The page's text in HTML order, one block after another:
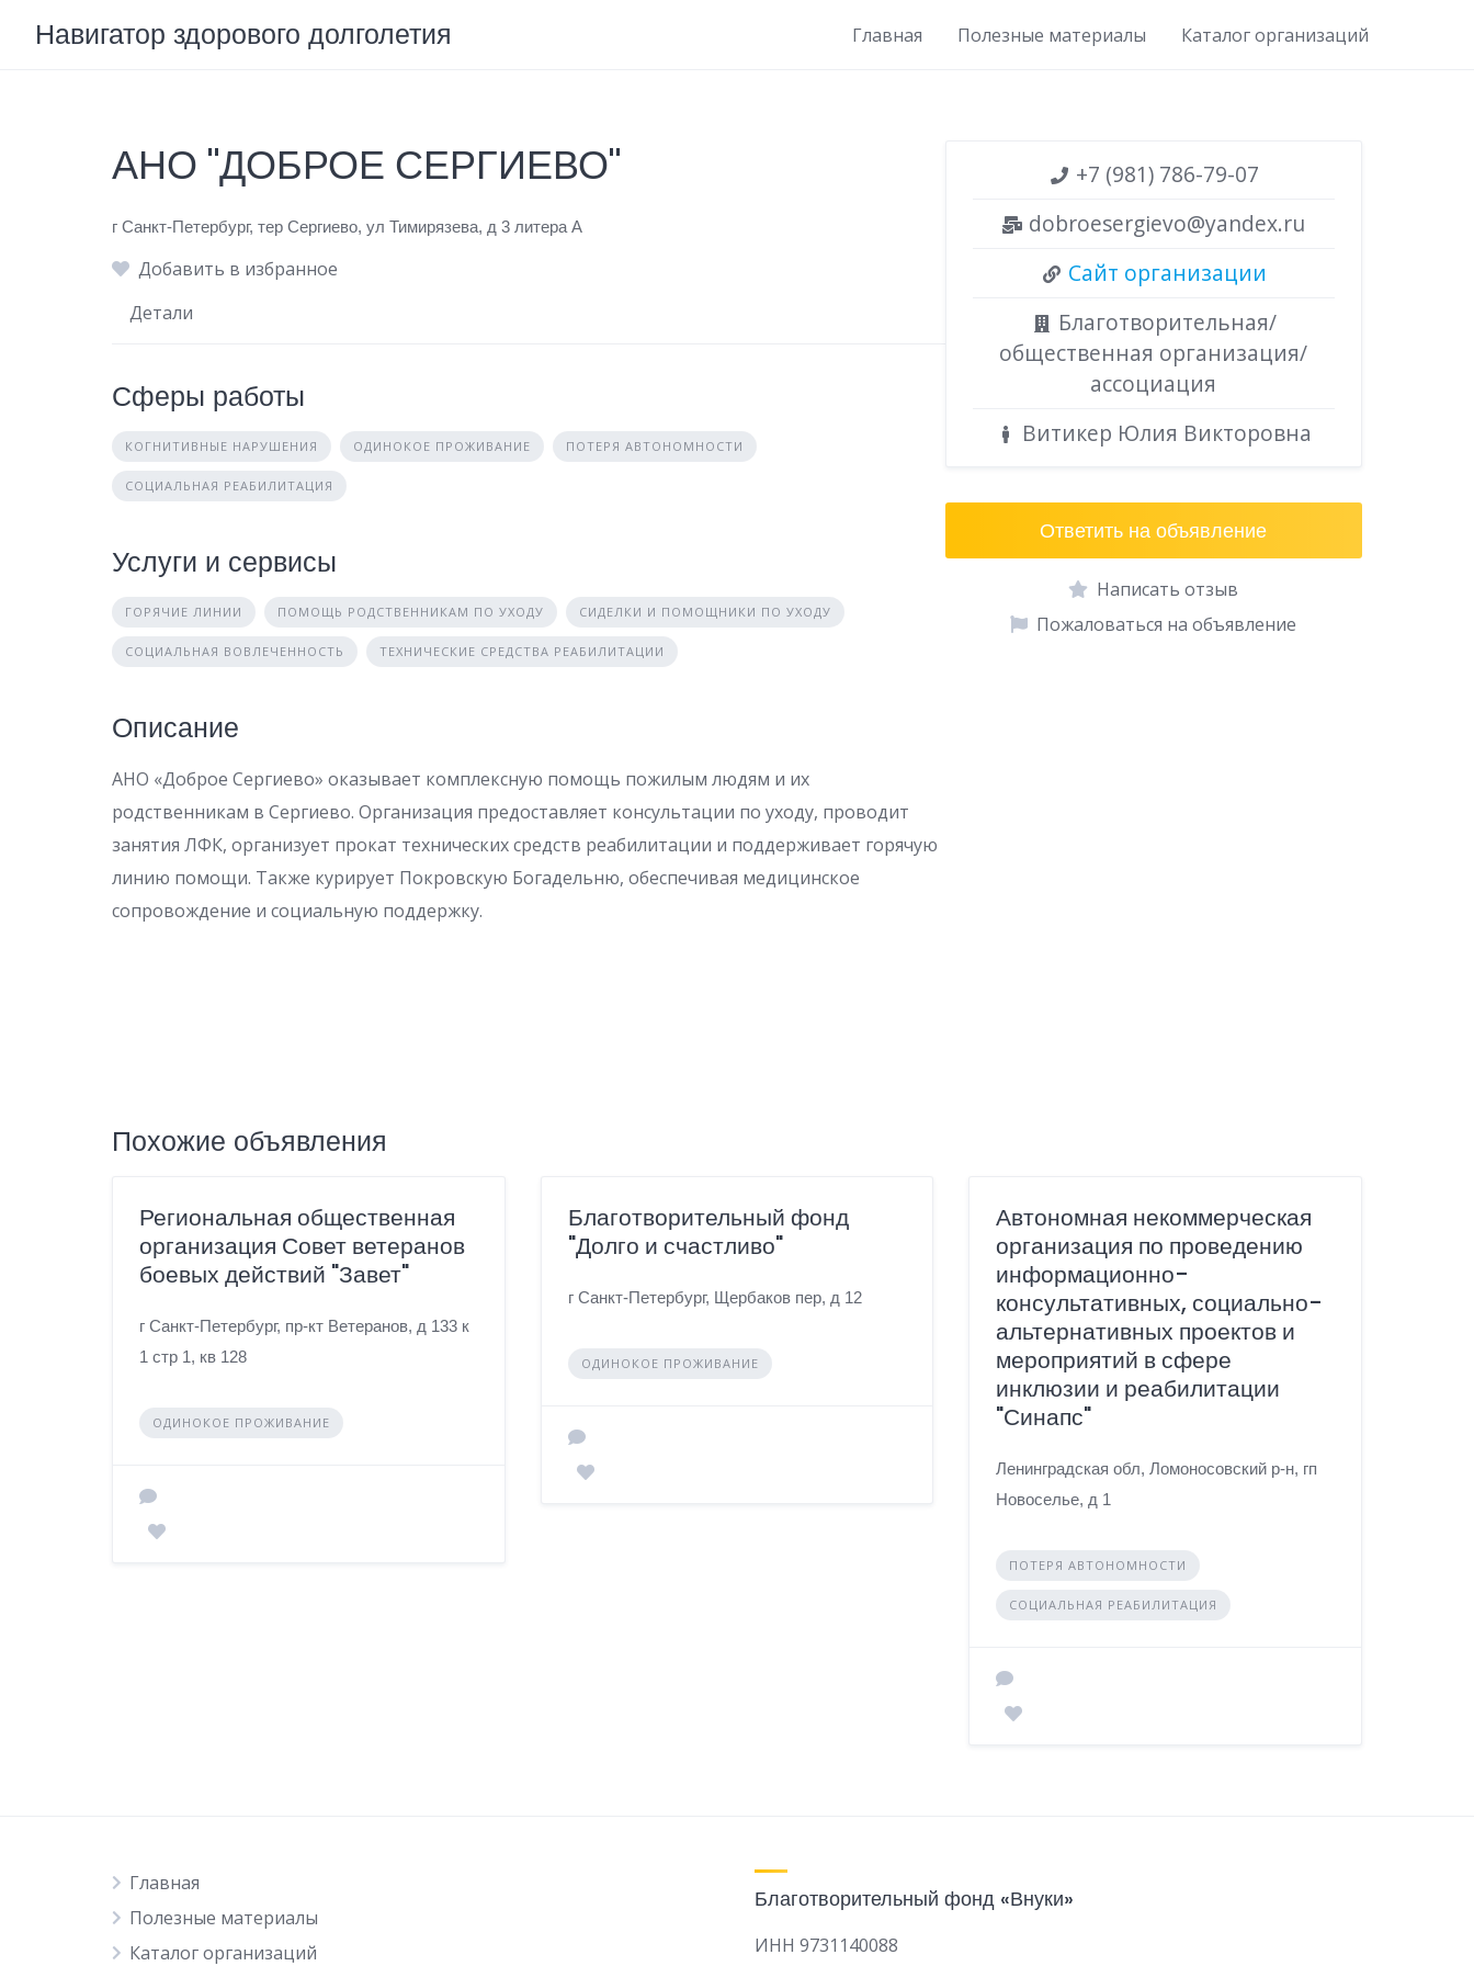
Навигатор здорового долголетия Главная Полезные материалы Каталог организаций
АНО "ДОБРОЕ СЕРГИЕВО"
г Санкт-Петербург, тер Сергиево, ул Тимирязева, д 3 литера А
Добавить в избранное
Детали
Сферы работы
КОГНИТИВНЫЕ НАРУШЕНИЯ ОДИНОКОЕ ПРОЖИВАНИЕ ПОТЕРЯ АВТОНОМНОСТИ
СОЦИАЛЬНАЯ РЕАБИЛИТАЦИЯ
Услуги и сервисы
ГОРЯЧИЕ ЛИНИИ ПОМОЩЬ РОДСТВЕННИКАМ ПО УХОДУ СИДЕЛКИ И ПОМОЩНИКИ ПО УХОДУ
СОЦИАЛЬНАЯ ВОВЛЕЧЕННОСТЬ ТЕХНИЧЕСКИЕ СРЕДСТВА РЕАБИЛИТАЦИИ
Описание
АНО «Доброе Сергиево» оказывает комплексную помощь пожилым людям и их
родственникам в Сергиево. Организация предоставляет консультации по уходу, проводит
занятия ЛФК, организует прокат технических средств реабилитации и поддерживает горячую
линию помощи. Также курирует Покровскую Богадельню, обеспечивая медицинское
сопровождение и социальную поддержку.
+7 (981) 786-79-07
dobroesergievo@yandex.ru
Сайт организации
Благотворительная/
общественная организация/
ассоциация
Витикер Юлия Викторовна
Ответить на объявление
Написать отзыв
Пожаловаться на объявление
Похожие объявления
Региональная общественная
организация Совет ветеранов
боевых действий "Завет"
г Санкт-Петербург, пр-кт Ветеранов, д 133 к
1 стр 1, кв 128
ОДИНОКОЕ ПРОЖИВАНИЕ
Благотворительный фонд
"Долго и счастливо"
г Санкт-Петербург, Щербаков пер, д 12
ОДИНОКОЕ ПРОЖИВАНИЕ
Автономная некоммерческая
организация по проведению
информационно-
консультативных, социально-
альтернативных проектов и
мероприятий в сфере
инклюзии и реабилитации
"Синапс"
Ленинградская обл, Ломоносовский р-н, гп
Новоселье, д 1
ПОТЕРЯ АВТОНОМНОСТИ
СОЦИАЛЬНАЯ РЕАБИЛИТАЦИЯ
Главная
Полезные материалы
Каталог организаций
Благотворительный фонд «Внуки»
ИНН 9731140088